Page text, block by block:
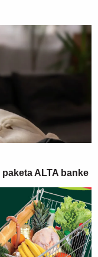
ALTA banke